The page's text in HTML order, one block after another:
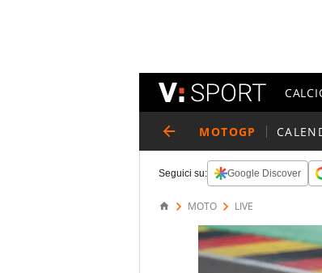
MOTOGP
Seguici su: Google Discover
MOTO LIVE